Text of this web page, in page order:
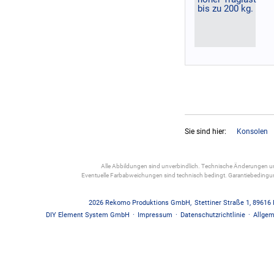
Sie sind hier: Konsolen
Alle Abbildungen sind unverbindlich. Technische Änderungen
Eventuelle Farbabweichungen sind technisch bedingt.
2026 Rekomo Produktions GmbH, Stettiner Straße 1 , 89616
DIY Element System GmbH · Impressum · Datenschutzrichtlinie ·